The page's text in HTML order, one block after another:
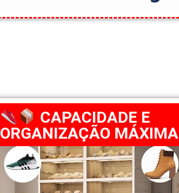
CAPACIDADE E
ORGANIZAÇÃO MÁXIMA